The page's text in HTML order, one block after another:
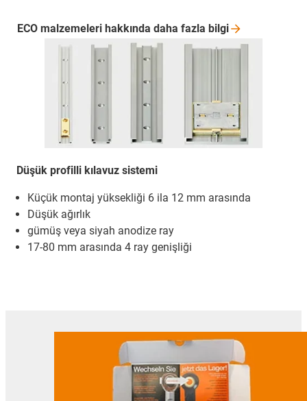
Düşük profilli kılavuz sistemi
Küçük montaj yüksekliği 6 ila 12 mm arasında
Düşük ağırlık
gümüş veya siyah anodize ray
17-80 mm arasında 4 ray genişliği
ECO malzemeleri hakkında daha fazla bilgi